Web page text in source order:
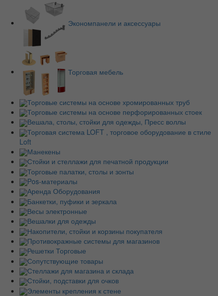
Экономпанели и аксессуары
Торговая мебель
Торговые системы на основе хромированных труб
Торговые системы на основе перфорированных стоек
Вешала, столы, стойки для одежды, Пресс воллы
Торговая система LOFT , торговое оборудование в стиле
Loft
Манекены
Стойки и стеллажи для печатной продукции
Торговые палатки, столы и зонты
Pos-материалы
Аренда Оборудования
Банкетки, пуфики и зеркала
Весы электронные
Вешалки для одежды
Накопители, стойки и корзины покупателя
Противокражные системы для магазинов
Решетки Торговые
Сопутствующие товары
Стеллажи для магазина и склада
Стойки, подставки для очков
Элементы крепления к стене